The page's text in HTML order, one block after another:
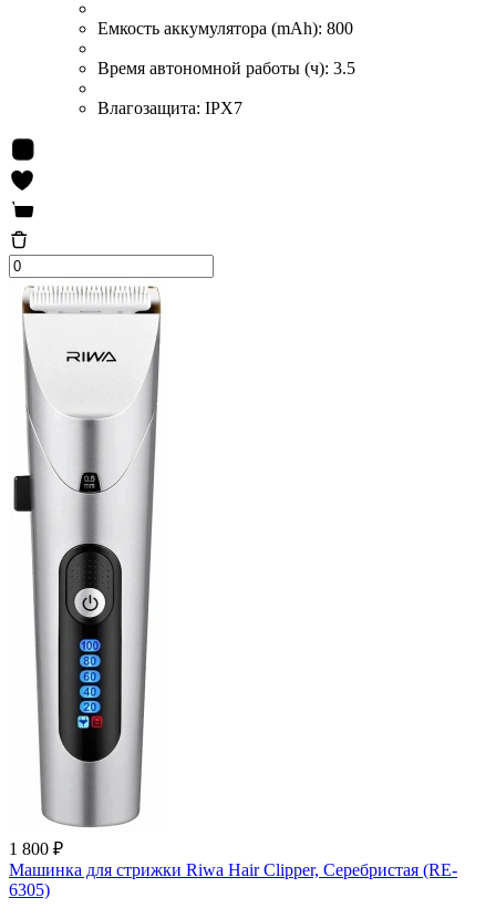
Емкость аккумулятора (mAh): 800
Время автономной работы (ч): 3.5
Влагозащита: IPX7
1 800 ₽
Машинка для стрижки Riwa Hair Clipper, Серебристая (RE-
6305)